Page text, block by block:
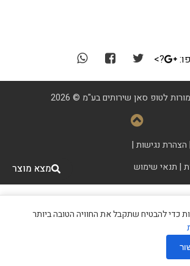
?>
לטופ סאן שירותים בע"מ © 2026
הצהרת נגישות|
| תנאי שימוש מצא מוצר
כדי להבטיח שתקבל את החוויה הטובה ביותר